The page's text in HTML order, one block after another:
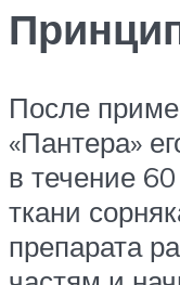
После
«Пантера»
в течение
ткани
препарата